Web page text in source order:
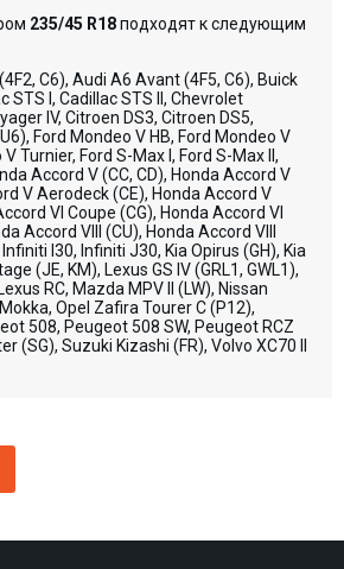
235/45 R18подходят к следующим
C6), Audi A6 Avant (4F5, C6), Buick
STS I, Cadillac STS II, Chevrolet
IV, Citroen DS3, Citroen DS5,
Ford Mondeo V HB, Ford Mondeo V
Turnier, Ford S-Max I, Ford S-Max II,
Accord V (CC, CD), Honda Accord V
V Aerodeck (CE), Honda Accord V
VI Coupe (CG), Honda Accord VI
Accord VIII (CU), Honda Accord VIII
I30, Infiniti J30, Kia Opirus (GH), Kia
(JE, KM), Lexus GS IV (GRL1, GWL1),
RC, Mazda MPV II (LW), Nissan
Opel Zafira Tourer C (P12),
508, Peugeot 508 SW, Peugeot RCZ
(SG), Suzuki Kizashi (FR), Volvo XC70 II